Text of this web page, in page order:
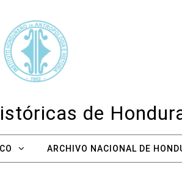
de
ARCHIVO NACIONAL DE